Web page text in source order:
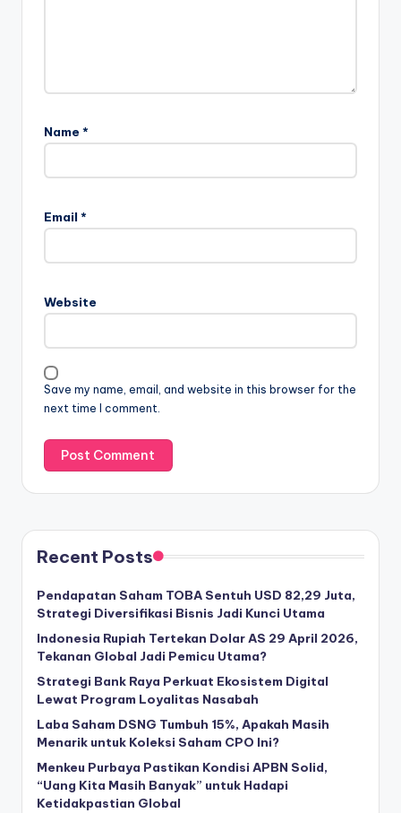
Name *
Email *
Website
Save my name, email, and website in this browser for the
next time I comment.
Recent Posts
Pendapatan Saham TOBA Sentuh USD 82,29 Juta,
Strategi Diversifikasi Bisnis Jadi Kunci Utama
Indonesia Rupiah Tertekan Dolar AS 29 April 2026,
Tekanan Global Jadi Pemicu Utama?
Strategi Bank Raya Perkuat Ekosistem Digital
Lewat Program Loyalitas Nasabah
Laba Saham DSNG Tumbuh 15%, Apakah Masih
Menarik untuk Koleksi Saham CPO Ini?
Menkeu Purbaya Pastikan Kondisi APBN Solid,
“Uang Kita Masih Banyak” untuk Hadapi
Ketidakpastian Global